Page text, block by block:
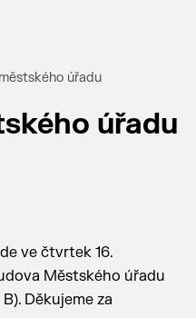
úřadu
úřadu
ve čtvrtek 16.
Městského úřadu
Děkujeme za